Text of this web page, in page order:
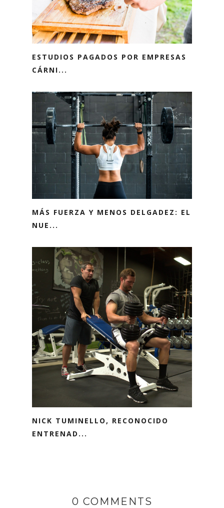
ESTUDIOS PAGADOS POR EMPRESAS
CÁRNI...
MÁS FUERZA Y MENOS DELGADEZ: EL
NUE...
NICK TUMINELLO, RECONOCIDO
ENTRENAD...
0 COMMENTS